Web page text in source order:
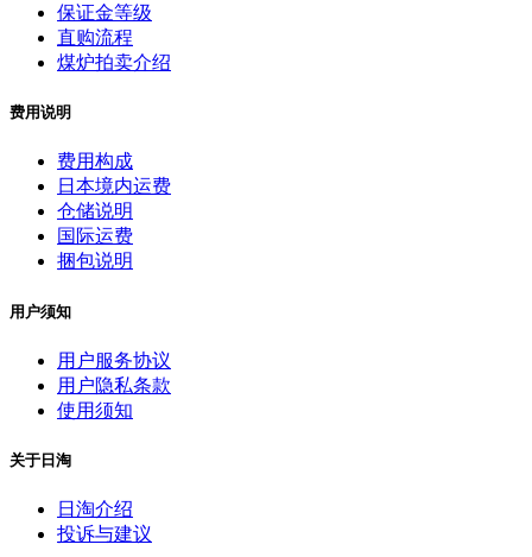
保证金等级
直购流程
煤炉拍卖介绍
费用说明
费用构成
日本境内运费
仓储说明
国际运费
捆包说明
用户须知
用户服务协议
用户隐私条款
使用须知
关于日淘
日淘介绍
投诉与建议